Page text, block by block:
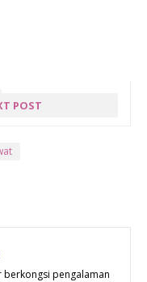
POST
??
pengalaman